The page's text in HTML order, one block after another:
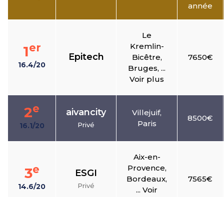
année
1er
16.4/20
Epitech
Le
Kremlin-
Bicêtre,
Bruges, ...
Voir plus
7650€
2e
16.1/20
aivancity
Privé
Villejuif,
Paris
8500€
3e
14.6/20
ESGI
Privé
Aix-en-
Provence,
Bordeaux,
... Voir
7565€